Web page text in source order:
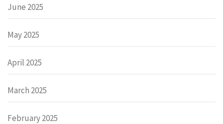
June 2025
May 2025
April 2025
March 2025
February 2025